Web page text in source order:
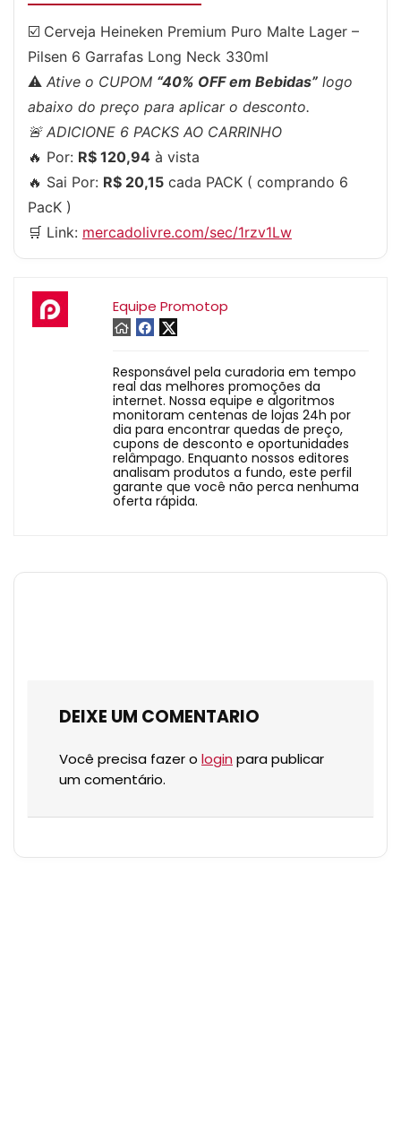
☑️ Cerveja Heineken Premium Puro Malte Lager –
Pilsen 6 Garrafas Long Neck 330ml
⚠ Ative o CUPOM “40% OFF em Bebidas” logo
abaixo do preço para aplicar o desconto.
🚨 ADICIONE 6 PACKS AO CARRINHO
🔥 Por: R$ 120,94 à vista
🔥 Sai Por: R$ 20,15 cada PACK ( comprando 6
PacK )
🛒 Link: mercadolivre.com/sec/1rzv1Lw
Equipe Promotop
Responsável pela curadoria em tempo
real das melhores promoções da
internet. Nossa equipe e algoritmos
monitoram centenas de lojas 24h por
dia para encontrar quedas de preço,
cupons de desconto e oportunidades
relâmpago. Enquanto nossos editores
analisam produtos a fundo, este perfil
garante que você não perca nenhuma
oferta rápida.
DEIXE UM COMENTARIO
Você precisa fazer o login para publicar
um comentário.